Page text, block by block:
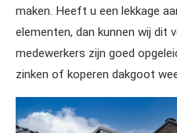
maken. Heeft u een lekkage
elementen, dan kunnen wij dit
medewerkers zijn goed
zinken of koperen dakgoot